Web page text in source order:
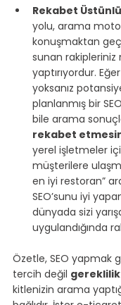
Rekabet
yolu, arama
konuşmaktan
sunan rakipleriniz
yaptırıyordur.
yoksanız
planlanmış bir
bile arama
rekabet
yerel işletmeler
müşterilere
en iyi restoran”
SEO’sunu iyi
dünyada sizi
uygulandığında
Özetle, SEO yapmak
tercih değil
kitlenizin arama